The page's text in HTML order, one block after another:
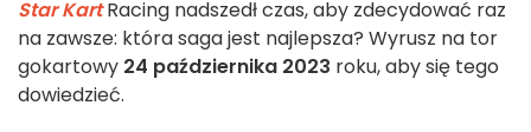
Star KartRacing nadszedł czas, aby zdecydować raz
na zawsze: która saga jest najlepsza? Wyrusz na tor
gokartowy 24 października 2023 roku, aby się tego
dowiedzieć.